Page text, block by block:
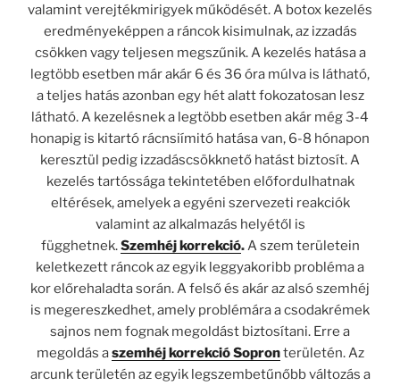
valamint verejtékmirigyek működését. A botox kezelés
eredményeképpen a ráncok kisimulnak, az izzadás
csökken vagy teljesen megszűnik. A kezelés hatása a
legtöbb esetben már akár 6 és 36 óra múlva is látható,
a teljes hatás azonban egy hét alatt fokozatosan lesz
látható. A kezelésnek a legtöbb esetben akár még 3-4
honapig is kitartó rácnsiímitó hatása van, 6-8 hónapon
keresztül pedig izzadáscsökknető hatást biztosít. A
kezelés tartóssága tekintetében előfordulhatnak
eltérések, amelyek a egyéni szervezeti reakciók
valamint az alkalmazás helyétől is
függhetnek.Szemhéj korrekció.A szem területein
keletkezett ráncok az egyik leggyakoribb probléma a
kor előrehaladta során. A felső és akár az alsó szemhéj
is megereszkedhet, amely problémára a csodakrémek
sajnos nem fognak megoldást biztosítani. Erre a
megoldás aszemhéj korrekció Sopronterületén. Az
arcunk területén az egyik legszembetűnőbb változás a